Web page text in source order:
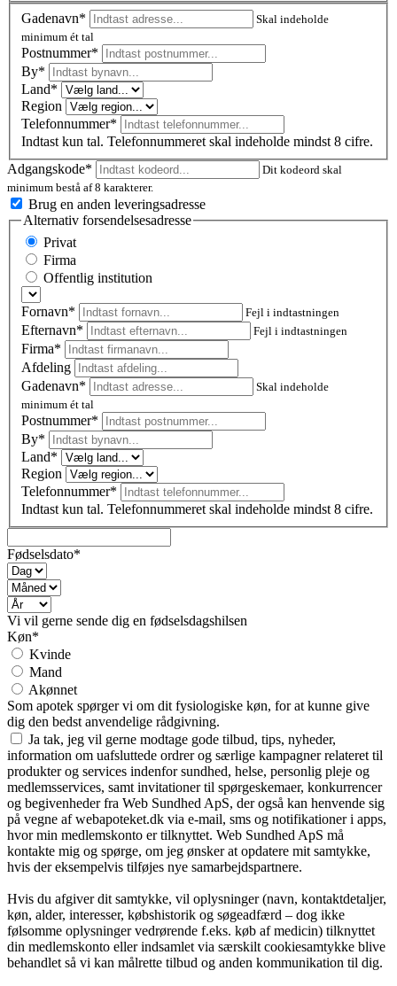
Gadenavn*
Skal indeholde
minimum ét tal
Postnummer*
By*
Land*
Region
Telefonnummer*
Indtast kun tal. Telefonnummeret skal indeholde mindst 8 cifre.
Adgangskode*
Dit kodeord skal
minimum bestå af 8 karakterer.
Brug en anden leveringsadresse
Alternativ forsendelsesadresse
Privat
Firma
Offentlig institution
Fornavn* Fejl i indtastningen
Efternavn* Fejl i indtastningen
Firma*
Afdeling
Gadenavn*
Skal indeholde
minimum ét tal
Postnummer*
By*
Land*
Region
Telefonnummer*
Indtast kun tal. Telefonnummeret skal indeholde mindst 8 cifre.
Fødselsdato*
Vi vil gerne sende dig en fødselsdagshilsen
Køn*
Kvinde
Mand
Akønnet
Som apotek spørger vi om dit fysiologiske køn, for at kunne give
dig den bedst anvendelige rådgivning.
Ja tak, jeg vil gerne modtage gode tilbud, tips, nyheder,
information om uafsluttede ordrer og særlige kampagner relateret til
produkter og services indenfor sundhed, helse, personlig pleje og
medlemsservices, samt invitationer til spørgeskemaer, konkurrencer
og begivenheder fra Web Sundhed ApS, der også kan henvende sig
på vegne af webapoteket.dk via e-mail, sms og notifikationer i apps,
hvor min medlemskonto er tilknyttet. Web Sundhed ApS må
kontakte mig og spørge, om jeg ønsker at opdatere mit samtykke,
hvis der eksempelvis tilføjes nye samarbejdspartnere.
Hvis du afgiver dit samtykke, vil oplysninger (navn, kontaktdetaljer,
køn, alder, interesser, købshistorik og søgeadfærd – dog ikke
følsomme oplysninger vedrørende f.eks. køb af medicin) tilknyttet
din medlemskonto eller indsamlet via særskilt cookiesamtykke blive
behandlet så vi kan målrette tilbud og anden kommunikation til dig.